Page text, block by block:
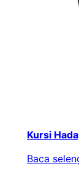
Kursi
Baca